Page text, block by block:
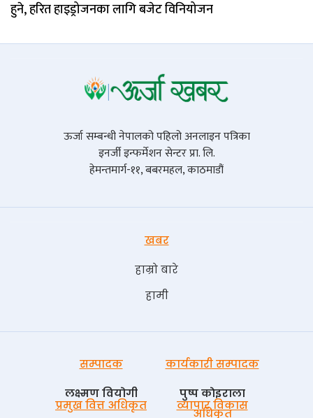
हुने, हरित हाइड्रोजनका लागि बजेट विनियोजन
ऊर्जा सम्बन्धी नेपालको पहिलो अनलाइन पत्रिका
इनर्जी इन्फर्मेशन सेन्टर प्रा. लि.
हेमन्तमार्ग-११, बबरमहल, काठमाडौं
खबर
हाम्रो बारे
हामी
सम्पादक
लक्ष्मण वियोगी
कार्यकारी सम्पादक
पुष्प काेइराला
प्रमुख वित्त अधिकृत
व्यापार विकास
अधिकृत